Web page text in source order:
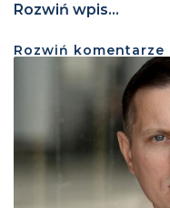
Rozwiń wpis...
Rozwiń komentarze